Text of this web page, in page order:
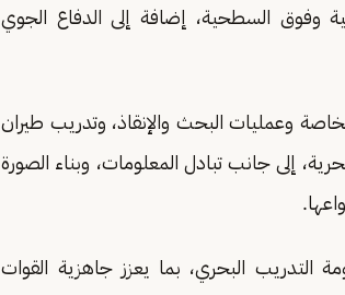
وفوق السطحية، إضافة إلى الدفاع الجوي
وعمليات البحث والإنقاذ، وتدريب طيران
إلى جانب تبادل المعلومات، وبناء الصورة
التدريب البحري، بما يعزز جاهزية القوات